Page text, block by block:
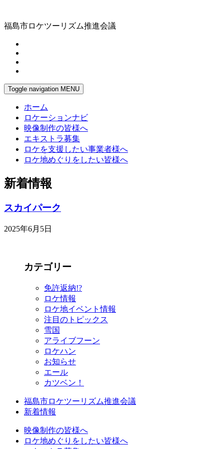
福島市ロケツーリズム推進会議
Toggle navigation MENU
ホーム
ロケーションナビ
映像制作の皆様へ
エキストラ募集
ロケを支援したい事業者様へ
ロケ地めぐりをしたい皆様へ
新着情報
スカイパーク
2025年6月5日
カテゴリー
免許返納!?
ロケ情報
ロケ地イベント情報
注目のトピックス
雪国
アライブフーン
ロケハン
お知らせ
エール
カツベン！
福島市ロケツーリズム推進会議
新着情報
映像制作の皆様へ
ロケ地めぐりをしたい皆様へ